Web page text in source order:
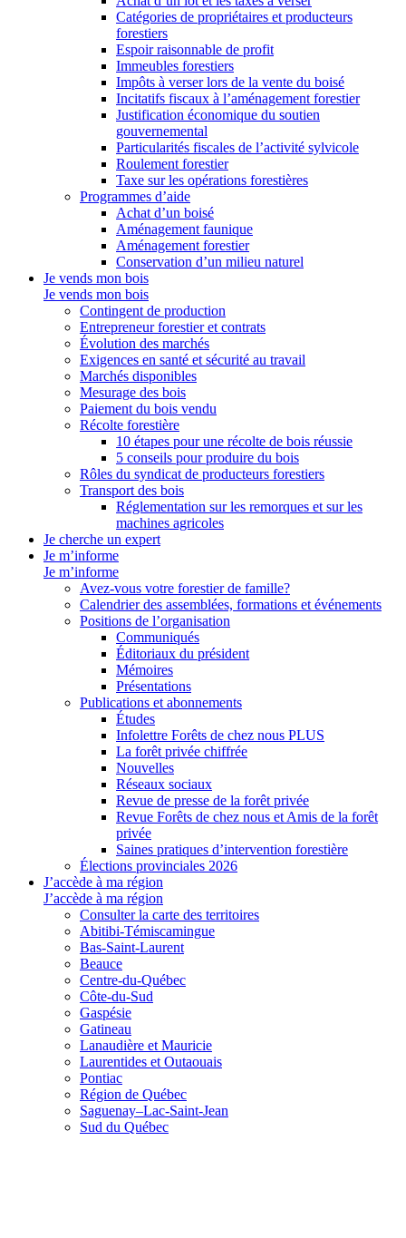
Catégories de propriétaires et producteurs
forestiers
Espoir raisonnable de profit
Immeubles forestiers
Impôts à verser lors de la vente du boisé
Incitatifs fiscaux à l’aménagement forestier
Justification économique du soutien
gouvernemental
Particularités fiscales de l’activité sylvicole
Roulement forestier
Taxe sur les opérations forestières
Programmes d’aide
Achat d’un boisé
Aménagement faunique
Aménagement forestier
Conservation d’un milieu naturel
Je vends mon bois
Je vends mon bois
Contingent de production
Entrepreneur forestier et contrats
Évolution des marchés
Exigences en santé et sécurité au travail
Marchés disponibles
Mesurage des bois
Paiement du bois vendu
Récolte forestière
10 étapes pour une récolte de bois réussie
5 conseils pour produire du bois
Rôles du syndicat de producteurs forestiers
Transport des bois
Réglementation sur les remorques et sur les
machines agricoles
Je cherche un expert
Je m’informe
Je m’informe
Avez-vous votre forestier de famille?
Calendrier des assemblées, formations et événements
Positions de l’organisation
Communiqués
Éditoriaux du président
Mémoires
Présentations
Publications et abonnements
Études
Infolettre Forêts de chez nous PLUS
La forêt privée chiffrée
Nouvelles
Réseaux sociaux
Revue de presse de la forêt privée
Revue Forêts de chez nous et Amis de la forêt
privée
Saines pratiques d’intervention forestière
Élections provinciales 2026
J’accède à ma région
J’accède à ma région
Consulter la carte des territoires
Abitibi-Témiscamingue
Bas-Saint-Laurent
Beauce
Centre-du-Québec
Côte-du-Sud
Gaspésie
Gatineau
Lanaudière et Mauricie
Laurentides et Outaouais
Pontiac
Région de Québec
Saguenay–Lac-Saint-Jean
Sud du Québec